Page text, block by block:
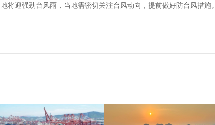
地将迎强劲台风雨，当地需密切关注台风动向，提前做好防台风措施。